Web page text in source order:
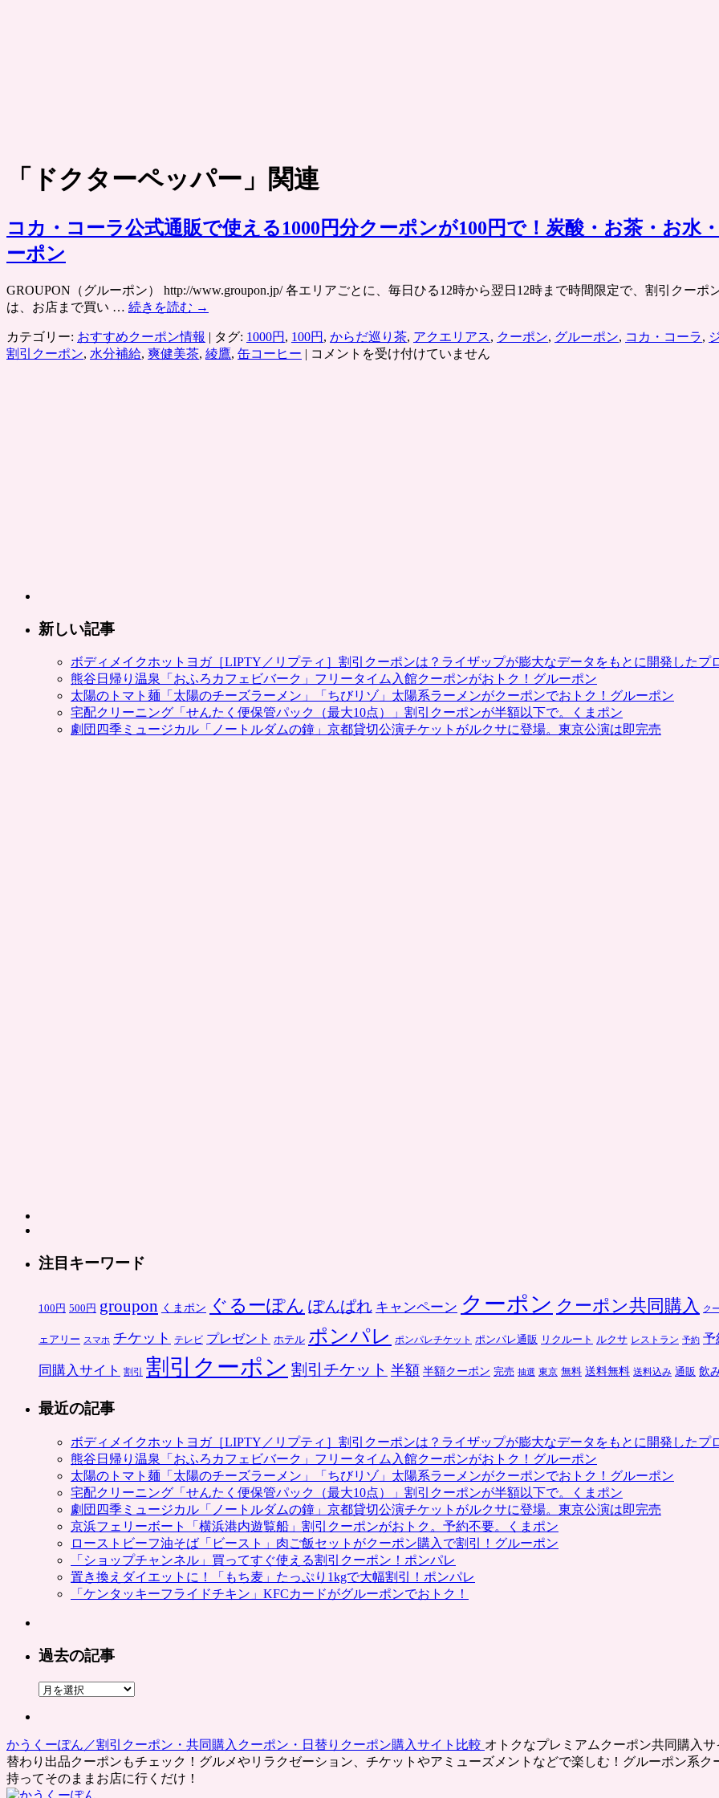
「 ドクターペッパー 」関連
コカ・コーラ公式通販で使える1000円分クーポンが100円で！炭酸・お茶・お
ーポン
GROUPON（グルーポン） http://www.groupon.jp/ 各エリアごとに、毎日ひる12時から翌日12時まで時間限定で、割引クー
は、お店まで買い … 続きを読む →
カテゴリー: おすすめクーポン情報 | タグ: 1000円 , 100円 , からだ巡り茶, アクエリアス, クーポン, グルーポン, コカ・コーラ,
割引クーポン, 水分補給, 爽健美茶, 綾鷹, 缶コーヒー | コ
ン
が
100
円
で！
コメントを受け付けていません
新しい記事
ボディメイクホットヨガ［LIPTY／リプティ］割引クーポンは？ライザップが膨大なデータをもとに開発したプ
熊谷日帰り温泉「おふろカフェビバーク」フリータイム入館クーポンがおトク！グルーポン
太陽のトマト麺「太陽のチーズラーメン」「ちびリゾ」太陽系ラーメンがクーポンでおトク！グルーポン
宅配クリーニング「せんたく便保管パック（最大10点）」割引クーポンが半額以下で。くまポン
劇団四季ミュージカル「ノートルダムの鐘」京都貸切公演チケットがルクサに登場。東京公演は即完売
注目キーワード
100円 500円 groupon くまポン ぐるーぽん ぽんぱれ キャンペーン クーポン クーポン共同購入 ク
ェアリー スマホ チケット テレビ プレゼント ホテル ポンパレ ポンパレチケット ポンパレ通販 リクルート ルクサ レストラン 予約 予
同購入サイト 割引 割引クーポン 割引チケット 半額 半額クーポン 完売 抽選 東京 無料 送料無料 送料込み 通販 飲
最近の記事
ボディメイクホットヨガ［LIPTY／リプティ］割引クーポンは？ライザップが膨大なデータをもとに開発したプ
熊谷日帰り温泉「おふろカフェビバーク」フリータイム入館クーポンがおトク！グルーポン
太陽のトマト麺「太陽のチーズラーメン」「ちびリゾ」太陽系ラーメンがクーポンでおトク！グルーポン
宅配クリーニング「せんたく便保管パック（最大10点）」割引クーポンが半額以下で。くまポン
劇団四季ミュージカル「ノートルダムの鐘」京都貸切公演チケットがルクサに登場。東京公演は即完売
京浜フェリーボート「横浜港内遊覧船」割引クーポンがおトク。予約不要。くまポン
ローストビーフ油そば「ビースト」肉ご飯セットがクーポン購入で割引！グルーポン
「ショップチャンネル」買ってすぐ使える割引クーポン！ポンパレ
置き換えダイエットに！「もち麦」たっぷり1kgで大幅割引！ポンパレ
「ケンタッキーフライドチキン」KFCカードがグルーポンでおトク！
過去の記事
過
記
事
かうくーぽん／割引クーポン・共同購入クーポン・日替りクーポン購入サイト比較 オトクなプレミアムクーポン共同購入
替わり出品クーポンもチェック！グルメやリラクゼーション、チケットやアミューズメントなどで楽しむ！グルーポン系
持ってそのままお店に行くだけ！